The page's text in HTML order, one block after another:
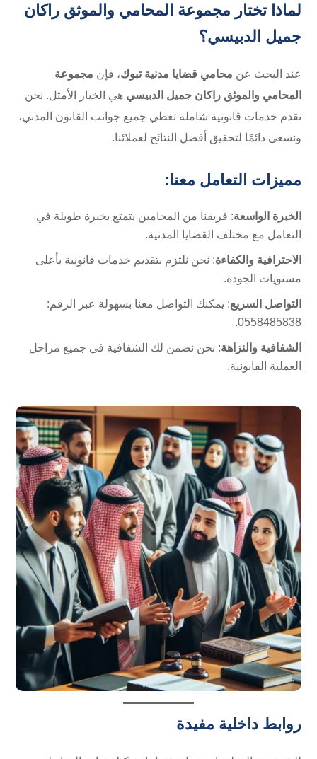
لماذا تختار مجموعة المحامي والموثق راكان
جميل الدبيسي؟
عند البحث عن محامي قضايا مدنية تبوك، فإن مجموعة
المحامي والموثق راكان جميل الدبيسي هي الخيار الأمثل. نحن
نقدم خدمات قانونية شاملة تغطي جميع جوانب القانون المدني،
ونسعى دائمًا لتحقيق أفضل النتائج لعملائنا.
مميزات التعامل معنا:
الخبرة الواسعة: فريقنا من المحامين يتمتع بخبرة طويلة في
التعامل مع مختلف القضايا المدنية.
الاحترافية والكفاءة: نحن نلتزم بتقديم خدمات قانونية بأعلى
مستويات الجودة.
التواصل السريع: يمكنك التواصل معنا بسهولة عبر الرقم:
⁦0558485838⁩.
الشفافية والنزاهة: نحن نضمن لك الشفافية في جميع مراحل
العملية القانونية.
روابط داخلية مفيدة